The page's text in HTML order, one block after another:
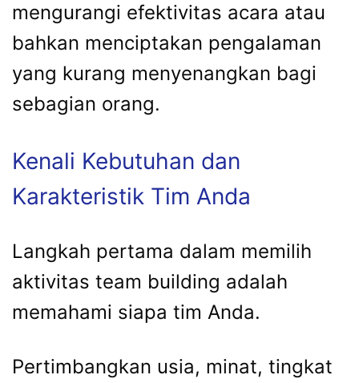
mengurangi efektivitas acara atau
bahkan menciptakan pengalaman
yang kurang menyenangkan bagi
sebagian orang.
Kenali Kebutuhan dan
Karakteristik Tim Anda
Langkah pertama dalam memilih
aktivitas team building adalah
memahami siapa tim Anda.
Pertimbangkan usia, minat, tingkat